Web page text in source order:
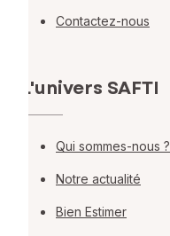
Contactez-nous
L'univers SAFTI
Qui sommes-nous ?
Notre actualité
Bien Estimer